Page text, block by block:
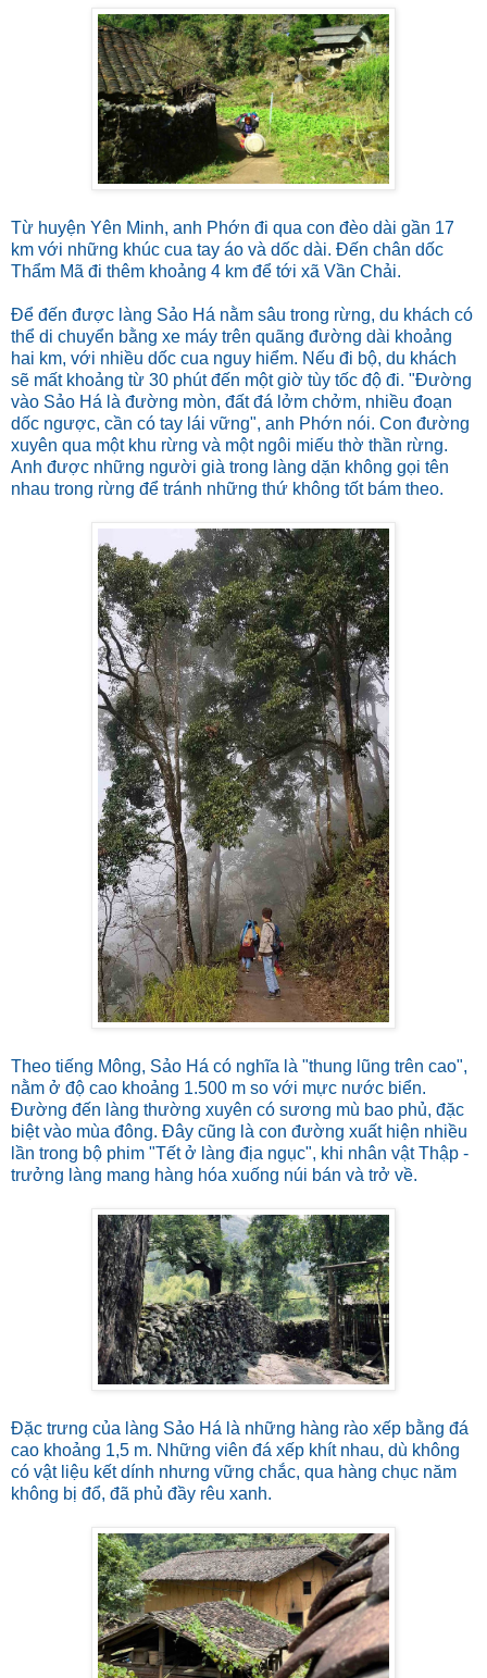
Từ huyện Yên Minh, anh Phớn đi qua con đèo dài gần 17
km với những khúc cua tay áo và dốc dài. Đến chân dốc
Thẩm Mã đi thêm khoảng 4 km để tới xã Vần Chải.
Để đến được làng Sảo Há nằm sâu trong rừng, du khách có
thể di chuyển bằng xe máy trên quãng đường dài khoảng
hai km, với nhiều dốc cua nguy hiểm. Nếu đi bộ, du khách
sẽ mất khoảng từ 30 phút đến một giờ tùy tốc độ đi. "Đường
vào Sảo Há là đường mòn, đất đá lởm chởm, nhiều đoạn
dốc ngược, cần có tay lái vững", anh Phớn nói. Con đường
xuyên qua một khu rừng và một ngôi miếu thờ thần rừng.
Anh được những người già trong làng dặn không gọi tên
nhau trong rừng để tránh những thứ không tốt bám theo.
Theo tiếng Mông, Sảo Há có nghĩa là "thung lũng trên cao",
nằm ở độ cao khoảng 1.500 m so với mực nước biển.
Đường đến làng thường xuyên có sương mù bao phủ, đặc
biệt vào mùa đông. Đây cũng là con đường xuất hiện nhiều
lần trong bộ phim "Tết ở làng địa ngục", khi nhân vật Thập -
trưởng làng mang hàng hóa xuống núi bán và trở về.
Đặc trưng của làng Sảo Há là những hàng rào xếp bằng đá
cao khoảng 1,5 m. Những viên đá xếp khít nhau, dù không
có vật liệu kết dính nhưng vững chắc, qua hàng chục năm
không bị đổ, đã phủ đầy rêu xanh.